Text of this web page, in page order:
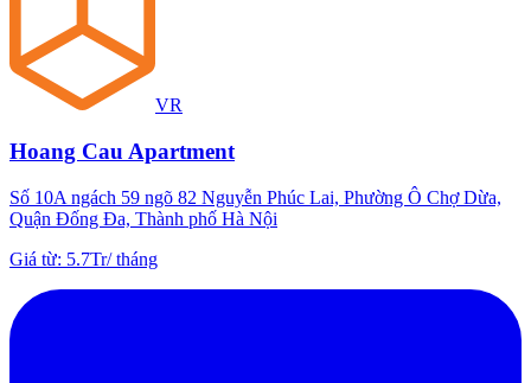
VR
Hoang Cau Apartment
Số 10A ngách 59 ngõ 82 Nguyễn Phúc Lai, Phường Ô Chợ Dừa,
Quận Đống Đa, Thành phố Hà Nội
Giá từ: 5.7Tr/tháng